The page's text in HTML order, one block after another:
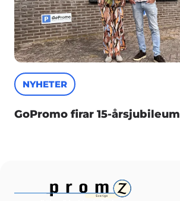
NYHETER
GoPromo firar 15-årsjubileum